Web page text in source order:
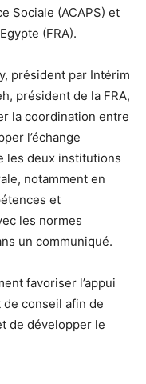
Sociale (ACAPS) et
(FRA).
président par Intérim
président de la FRA,
la coordination entre
l’échange
les deux institutions
notamment en
et
les normes
un communiqué.
favoriser l’appui
conseil afin de
de développer le